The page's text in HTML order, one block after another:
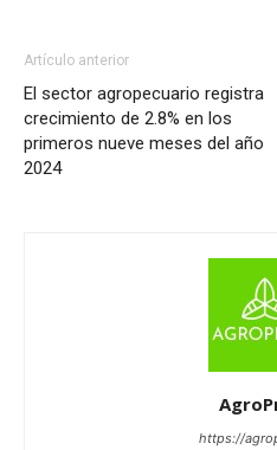
Artículo anterior
El sector agropecuario registra
crecimiento de 2.8% en los
primeros nueve meses del año
2024
https://